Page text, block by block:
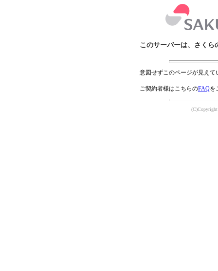
このサーバーは、さくら
意図せずこのページが見え
ご契約者様はこちらのFAQを